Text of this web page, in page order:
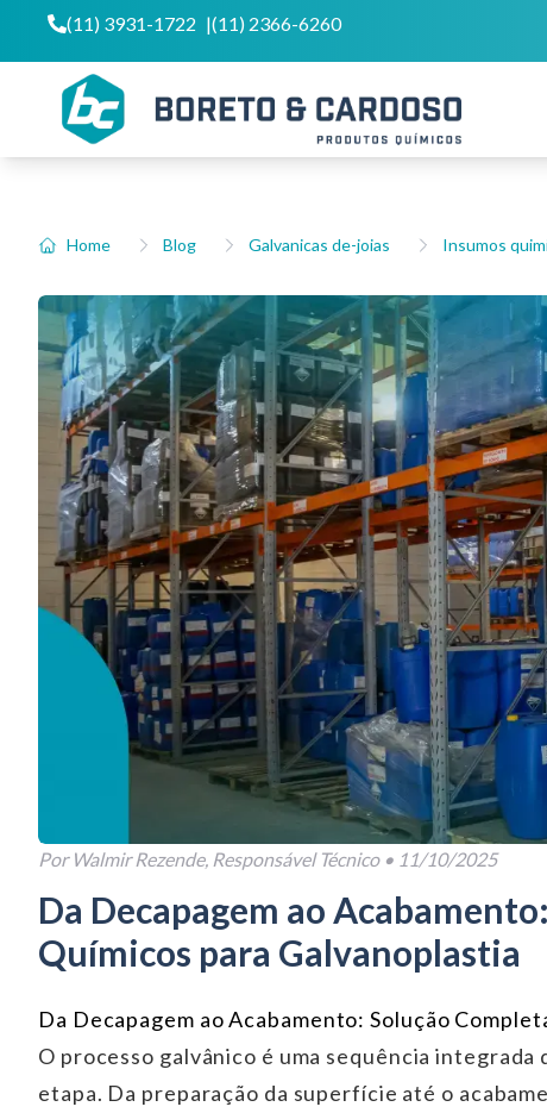
(11) 3931-1722 |(11) 2366-6260
Home Blog Galvanicas de-joias Insumos
Por Walmir Rezende, Responsável Técnico • 11/10/2025
Da Decapagem ao
Químicos para Galvanoplastia
Da Decapagem ao Acabamento: Solução
O processo galvânico é uma sequência integrada
etapa. Da preparação da superfície até o